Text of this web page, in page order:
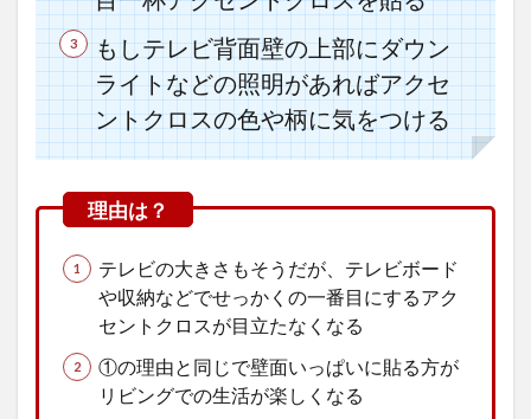
な
い
た
め
の
イ
ト
よく
ある
ショ
ン間
取り
の施
もしテレビ背面壁の上部にダウン
ライトなどの照明があればアクセ
ントクロスの色や柄に気をつける
テレビの大きさもそうだが、テレビボード
や収納などでせっかくの一番目にするアク
セントクロスが目立たなくなる
①の理由と同じで壁面いっぱいに貼る方が
リビングでの生活が楽しくなる